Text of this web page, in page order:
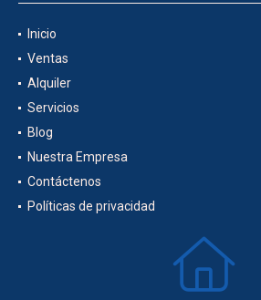
Inicio
Ventas
Alquiler
Servicios
Blog
Nuestra Empresa
Contáctenos
Políticas de privacidad